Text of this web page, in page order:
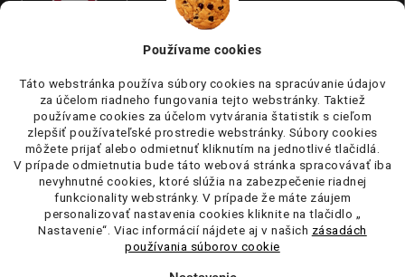
Používame cookies
Táto webstránka používa súbory cookies na spracúvanie údajov
za účelom riadneho fungovania tejto webstránky. Taktiež
používame cookies za účelom vytvárania štatistik s cieľom
zlepšiť používateľské prostredie webstránky. Súbory cookies
môžete prijať alebo odmietnuť kliknutím na jednotlivé tlačidlá.
V prípade odmietnutia bude táto webová stránka spracovávať iba
nevyhnutné cookies, ktoré slúžia na zabezpečenie riadnej
funkcionality webstránky. V prípade že máte záujem
personalizovať nastavenia cookies kliknite na tlačidlo „
Nastavenie“. Viac informácií nájdete aj v našich zásadách
používania súborov cookie